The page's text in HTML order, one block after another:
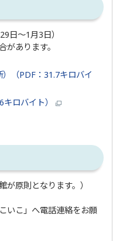
日～1月3日）
あります。
（PDF：31.7キロバイ
キロバイト）
原則となります。）
いこ」へ電話連絡をお願